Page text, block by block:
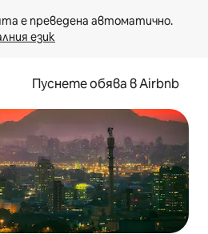
език
Пуснете обява в Airbnb